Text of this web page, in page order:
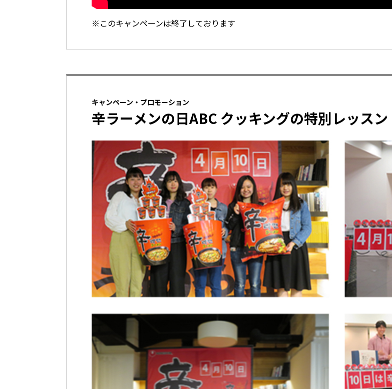
※このキャンペーンは終了しております
キャンペーン・プロモーション
辛ラーメンの日ABC クッキングの特別レッスン